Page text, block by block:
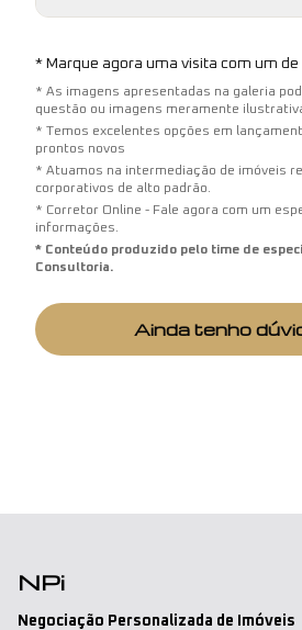
* Marque agora uma visita com um de
* As imagens apresentadas na galeria
questão ou imagens meramente
* Temos excelentes opções em
prontos novos
* Atuamos na intermediação de imóveis
corporativos de alto padrão.
* Corretor Online - Fale agora com um
informações.
* Conteúdo produzido pelo time de
Consultoria.
Ainda tenho
NPi
Negociação Personalizada de Imóveis